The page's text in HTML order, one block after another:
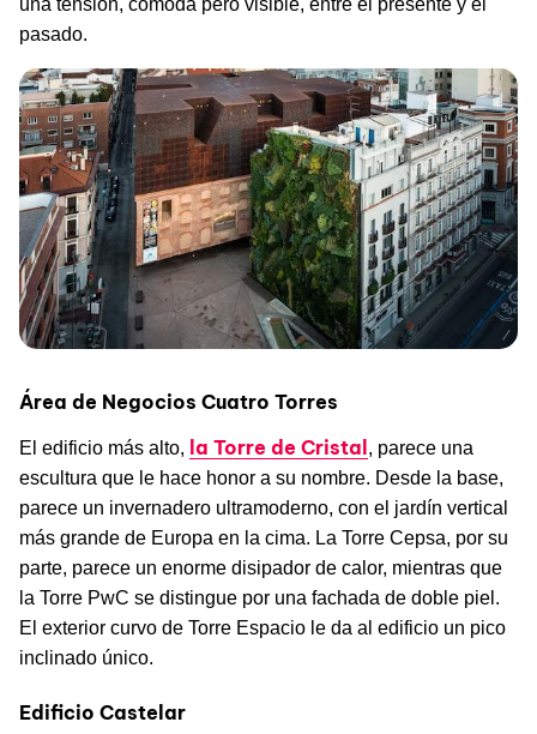
pasado.
Área de Negocios Cuatro Torres
El edificio más alto, la Torre de Cristal , parece una
escultura que le hace honor a su nombre. Desde la base,
parece un invernadero ultramoderno, con el jardín vertical
más grande de Europa en la cima. La Torre Cepsa, por su
parte, parece un enorme disipador de calor, mientras que
la Torre PwC se distingue por una fachada de doble piel.
El exterior curvo de Torre Espacio le da al edificio un pico
inclinado único.
Edificio Castelar